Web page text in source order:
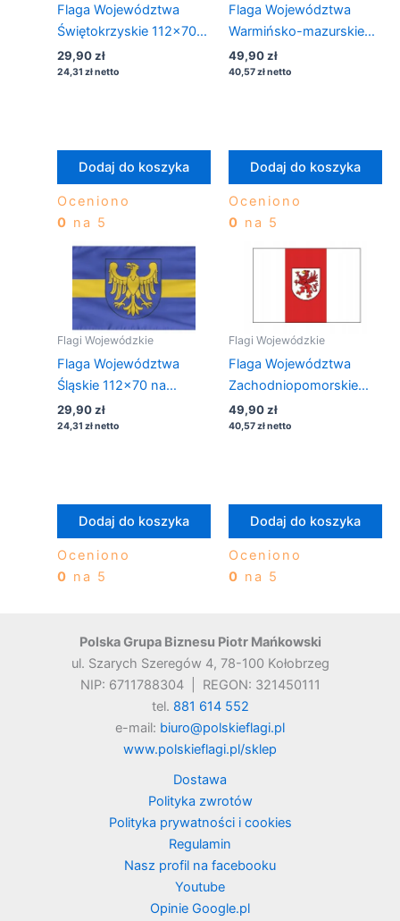
Flaga Województwa
Świętokrzyskie 112×70
na drzewiec
Oceniono
0 na 5
29,90zł
24,31 złnetto
Dodaj do koszyka
Flaga Województwa
Warmińsko-mazurskie
150×90 na maszt
Oceniono
0 na 5
49,90zł
40,57złnetto
Dodaj do koszyka
Flagi Wojewódzkie
Flaga Województwa
Śląskie 112×70 na
drzewiec
Oceniono
0 na 5
29,90zł
24,31 złnetto
Dodaj do koszyka
Flagi Wojewódzkie
Flaga Województwa
Zachodniopomorskie
150×90 na maszt
Oceniono
0 na 5
49,90zł
40,57złnetto
Dodaj do koszyka
Polska Grupa Biznesu Piotr Mańkowski
ul. Szarych Szeregów 4, 78-100 Kołobrzeg
NIP: 6711788304 | REGON: 321450111
tel. 881 614 552
e-mail: biuro@polskieflagi.pl
www.polskieflagi.pl/sklep
Dostawa
Polityka zwrotów
Polityka prywatności i cookies
Regulamin
Nasz profil na facebooku
Youtube
Opinie Google.pl